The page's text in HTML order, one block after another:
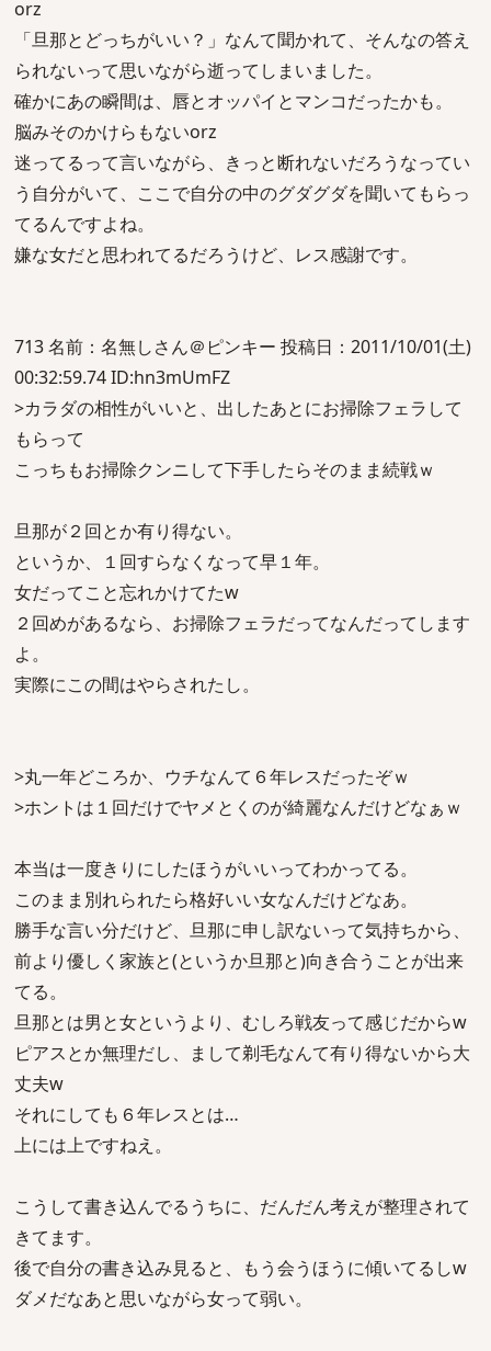
orz
「旦那とどっちがいい？」なんて聞かれて、そんなの答え
られないって思いながら逝ってしまいました。
確かにあの瞬間は、唇とオッパイとマンコだったかも。
脳みそのかけらもないorz
迷ってるって言いながら、きっと断れないだろうなってい
う自分がいて、ここで自分の中のグダグダを聞いてもらっ
てるんですよね。
嫌な女だと思われてるだろうけど、レス感謝です。
713 名前：名無しさん＠ピンキー 投稿日：2011/10/01(土)
00:32:59.74 ID:hn3mUmFZ
>カラダの相性がいいと、出したあとにお掃除フェラして
もらって
こっちもお掃除クンニして下手したらそのまま続戦ｗ
旦那が２回とか有り得ない。
というか、１回すらなくなって早１年。
女だってこと忘れかけてたw
２回めがあるなら、お掃除フェラだってなんだってします
よ。
実際にこの間はやらされたし。
>丸一年どころか、ウチなんて６年レスだったぞｗ
>ホントは１回だけでヤメとくのが綺麗なんだけどなぁｗ
本当は一度きりにしたほうがいいってわかってる。
このまま別れられたら格好いい女なんだけどなあ。
勝手な言い分だけど、旦那に申し訳ないって気持ちから、
前より優しく家族と(というか旦那と)向き合うことが出来
てる。
旦那とは男と女というより、むしろ戦友って感じだからw
ピアスとか無理だし、まして剃毛なんて有り得ないから大
丈夫w
それにしても６年レスとは…
上には上ですねえ。
こうして書き込んでるうちに、だんだん考えが整理されて
きてます。
後で自分の書き込み見ると、もう会うほうに傾いてるしw
ダメだなあと思いながら女って弱い。